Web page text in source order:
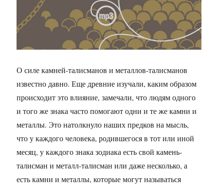
О силе камней-талисманов и металлов-талисманов
известно давно. Еще древние изучали, каким образом
происходит это влияние, замечали, что людям одного
и того же знака часто помогают одни и те же камни и
металлы. Это натолкнуло наших предков на мысль,
что у каждого человека, родившегося в тот или иной
месяц, у каждого знака зодиака есть свой камень-
талисман и металл-талисман или даже несколько, а
есть камни и металлы, которые могут называться